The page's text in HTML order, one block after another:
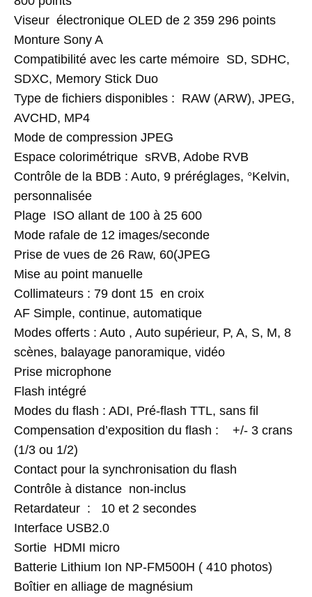
Viseur électronique OLED de 2 359 296 points
Monture Sony A
Compatibilité avec les carte mémoire SD, SDHC,
SDXC, Memory Stick Duo
Type de fichiers disponibles : RAW (ARW), JPEG,
AVCHD, MP4
Mode de compression JPEG
Espace colorimétrique sRVB, Adobe RVB
Contrôle de la BDB : Auto, 9 préréglages, °Kelvin,
personnalisée
Plage ISO allant de 100 à 25 600
Mode rafale de 12 images/seconde
Prise de vues de 26 Raw, 60(JPEG
Mise au point manuelle
Collimateurs : 79 dont 15 en croix
AF Simple, continue, automatique
Modes offerts : Auto , Auto supérieur, P, A, S, M, 8
scènes, balayage panoramique, vidéo
Prise microphone
Flash intégré
Modes du flash : ADI, Pré-flash TTL, sans fil
Compensation d’exposition du flash : +/- 3 crans
(1/3 ou 1/2)
Contact pour la synchronisation du flash
Contrôle à distance non-inclus
Retardateur : 10 et 2 secondes
Interface USB2.0
Sortie HDMI micro
Batterie Lithium Ion NP-FM500H ( 410 photos)
Boîtier en alliage de magnésium